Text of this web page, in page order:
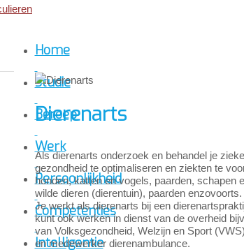
Home
Studie
Beroep
Werk
Persoonlijkheid
Competenties
Intelligentie
Dierenarts
Als dierenarts onderzoek en behandel je
gezondheid te optimaliseren en ziekten te
honden, katten en vogels, paarden, schapen
wilde dieren (dierentuin), paarden enzovoorts.
Je werkt als dierenarts bij een
kunt ook werken in dienst van de overheid
van Volksgezondheid, Welzijn en Sport
en medewerker dierenambulance.